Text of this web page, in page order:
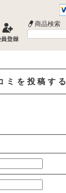
商品検索
を投稿する